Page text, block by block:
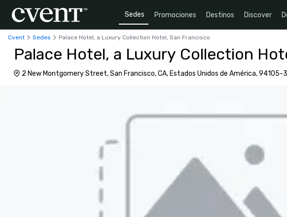
Sedes Promociones Destinos Discover
Cvent Sedes Palace Hotel, a Luxury Collection Hotel, San Francisco
Palace Hotel, a Luxury Collection
2 New Montgomery Street, San Francisco, CA, Estados Unidos de América, 94105-